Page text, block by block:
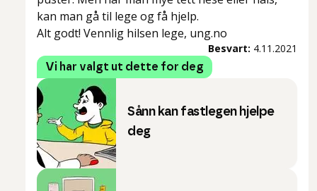
kan man gå til lege og få hjelp.
Alt godt! Vennlig hilsen lege, ung.no
Besvart: 4.11.2021
Vi har valgt ut dette for deg
Sånn kan fastlegen hjelpe
deg